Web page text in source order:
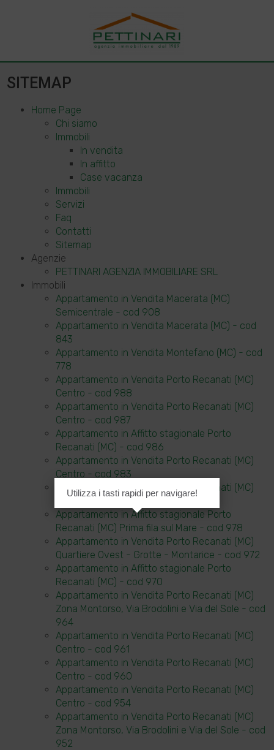
SITEMAP
Home Page
Chi siamo
Immobili
In vendita
In affitto
Case vacanza
Immobili
Servizi
Faq
Contatti
Sitemap
Agenzie
PETTINARI AGENZIA IMMOBILIARE SRL
Immobili
Appartamento in Vendita Macerata (MC)
Semicentrale - cod 908
Appartamento in Vendita Macerata (MC) - cod
843
Appartamento in Vendita Montefano (MC) - cod
778
Appartamento in Vendita Porto Recanati (MC)
Centro - cod 988
Appartamento in Vendita Porto Recanati (MC)
Centro - cod 987
Appartamento in Affitto stagionale Porto
Recanati (MC) - cod 986
Appartamento in Vendita Porto Recanati (MC)
Centro - cod 983
Appartamento in Vendita Porto Recanati (MC)
Centro - cod 980
Appartamento in Affitto stagionale Porto
Recanati (MC) Prima fila sul Mare - cod 978
Appartamento in Vendita Porto Recanati (MC)
Quartiere Ovest - Grotte - Montarice - cod 972
Appartamento in Affitto stagionale Porto
Recanati (MC) - cod 970
Appartamento in Vendita Porto Recanati (MC)
Zona Montorso, Via Brodolini e Via del Sole - cod
964
Appartamento in Vendita Porto Recanati (MC)
Centro - cod 961
Appartamento in Vendita Porto Recanati (MC)
Centro - cod 960
Appartamento in Vendita Porto Recanati (MC)
Centro - cod 954
Appartamento in Vendita Porto Recanati (MC)
Zona Montorso, Via Brodolini e Via del Sole - cod
952
Utilizza i tasti rapidi per navigare!